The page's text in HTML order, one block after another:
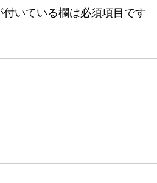
付いている欄は必須項目です